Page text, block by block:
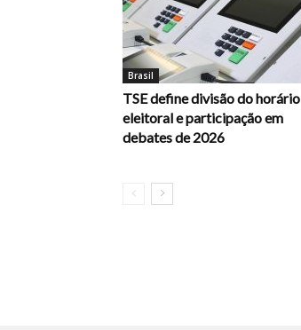
Brasil
TSE define divisão do horário
eleitoral e participação em
debates de 2026